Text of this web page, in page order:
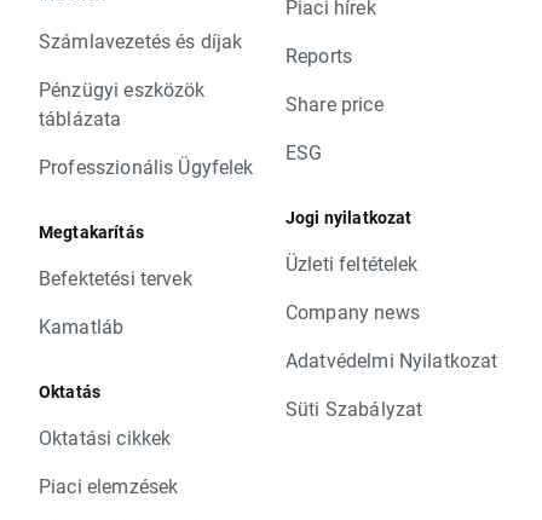
Számlavezetés és díjak
Pénzügyi eszközök
táblázata
Professzionális Ügyfelek
Megtakarítás
Befektetési tervek
Kamatláb
Oktatás
Oktatási cikkek
Piaci elemzések
Piaci hírek
Reports
Share price
ESG
Jogi nyilatkozat
Üzleti feltételek
Company news
Adatvédelmi Nyilatkozat
Süti Szabályzat